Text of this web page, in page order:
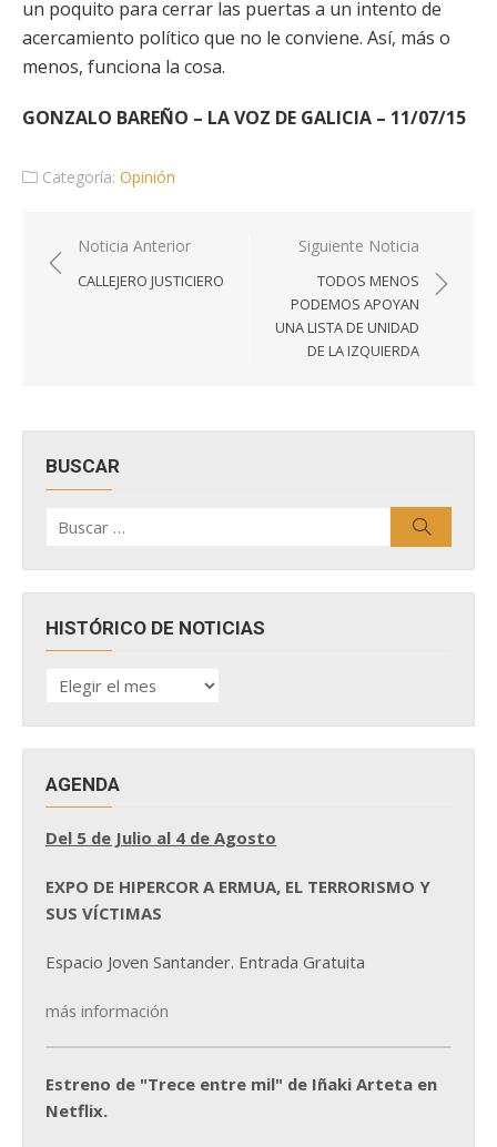
un poquito para cerrar las puertas a un intento de
acercamiento político que no le conviene. Así, más o
menos, funciona la cosa.
GONZALO BAREÑO – LA VOZ DE GALICIA – 11/07/15
Categoría: Opinión
Navegación
de
Noticia Anterior
CALLEJERO JUSTICIERO
Siguiente Noticia
TODOS MENOS
PODEMOS APOYAN
UNA LISTA DE UNIDAD
DE LA IZQUIERDA
BUSCAR
por:
HISTÓRICO DE NOTICIAS
HISTÓRICO
DE
AGENDA
Del 5 de Julio al 4 de Agosto
EXPO DE HIPERCOR A ERMUA, EL TERRORISMO Y
SUS VÍCTIMAS
Espacio Joven Santander. Entrada Gratuita
más información
Estreno de "Trece entre mil" de Iñaki Arteta en
Netflix.